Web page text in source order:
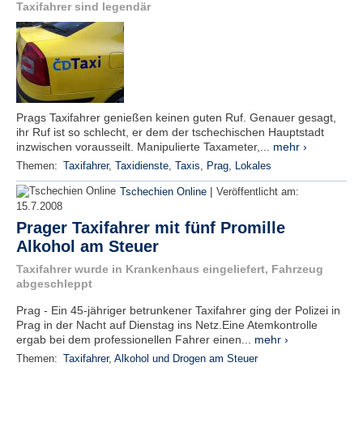
Taxifahrer sind legendär
Prags Taxifahrer genießen keinen guten Ruf. Genauer gesagt,
ihr Ruf ist so schlecht, er dem der tschechischen Hauptstadt
inzwischen vorausseilt. Manipulierte Taxameter,... mehr ›
Themen: Taxifahrer, Taxidienste, Taxis, Prag, Lokales
Tschechien Online | Veröffentlicht am:
15.7.2008
Prager Taxifahrer mit fünf Promille
Alkohol am Steuer
Taxifahrer wurde in Krankenhaus eingeliefert, Fahrzeug
abgeschleppt
Prag - Ein 45-jähriger betrunkener Taxifahrer ging der Polizei in
Prag in der Nacht auf Dienstag ins Netz.Eine Atemkontrolle
ergab bei dem professionellen Fahrer einen... mehr ›
Themen: Taxifahrer, Alkohol und Drogen am Steuer